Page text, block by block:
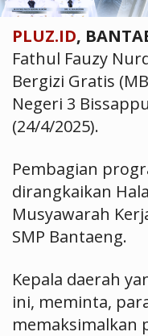
PLUZ.ID,
Fathul Fauzy
Bergizi Gratis
Negeri 3
(24/4/2025).
Pembagian
dirangkaikan
Musyawarah
SMP Bantaeng.
Kepala daerah
ini, meminta,
memaksimalkan